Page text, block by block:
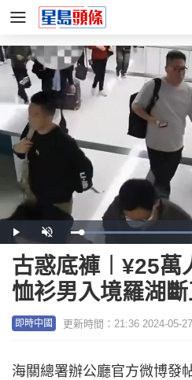
Play Unmute Loaded:
100.00%
古惑底褲︱¥25萬
恤衫男入境羅湖
即時中國 更新時間：21:36 2024-05-
海關總署辦公廳官方微博發